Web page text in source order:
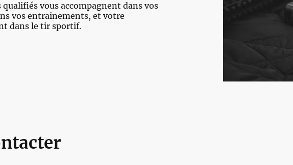
vous accompagnent dans vos
vos entrainements, et votre
dans le tir sportif.